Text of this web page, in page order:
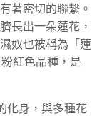
著密切的聯繫。
長出一朵蓮花，
奴也被稱為「蓮
紅色品種，是
化身，與多種花